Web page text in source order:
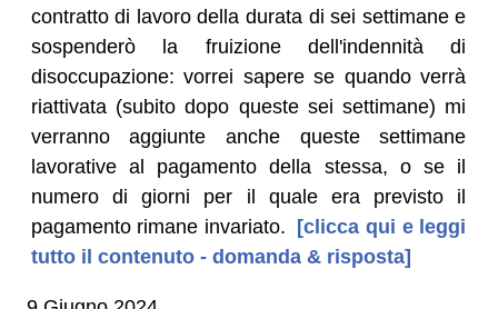
contratto di lavoro della durata di sei settimane e
sospenderò la fruizione dell'indennità di
disoccupazione: vorrei sapere se quando verrà
riattivata (subito dopo queste sei settimane) mi
verranno aggiunte anche queste settimane
lavorative al pagamento della stessa, o se il
numero di giorni per il quale era previsto il
pagamento rimane invariato. [clicca qui e leggi
tutto il contenuto - domanda & risposta]